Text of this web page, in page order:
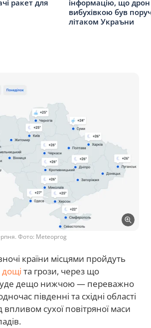
ракет для
інформацію, що дрон
вибухівкою був
літаком Украъни
Фото: Meteoprog
країни місцями пройдуть
дощі та грози, через що
дещо нижчою — переважно
південні та східні області
впливом сухої повітряної маси